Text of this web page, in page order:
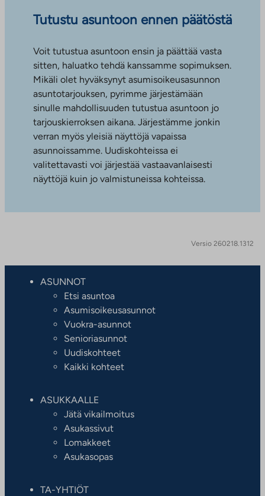
Tutustu asuntoon ennen päätöstä
Voit tutustua asuntoon ensin ja päättää vasta
sitten, haluatko tehdä kanssamme sopimuksen.
Mikäli olet hyväksynyt asumisoikeusasunnon
asuntotarjouksen, pyrimme järjestämään
sinulle mahdollisuuden tutustua asuntoon jo
tarjouskierroksen aikana. Järjestämme jonkin
verran myös yleisiä näyttöjä vapaissa
asunnoissamme. Uudiskohteissa ei
valitettavasti voi järjestää vastaavanlaisesti
näyttöjä kuin jo valmistuneissa kohteissa.
Versio 260218.1312
ASUNNOT
Etsi asuntoa
Asumisoikeusasunnot
Vuokra-asunnot
Senioriasunnot
Uudiskohteet
Kaikki kohteet
ASUKKAALLE
Jätä vikailmoitus
Asukassivut
Lomakkeet
Asukasopas
TA-YHTIÖT